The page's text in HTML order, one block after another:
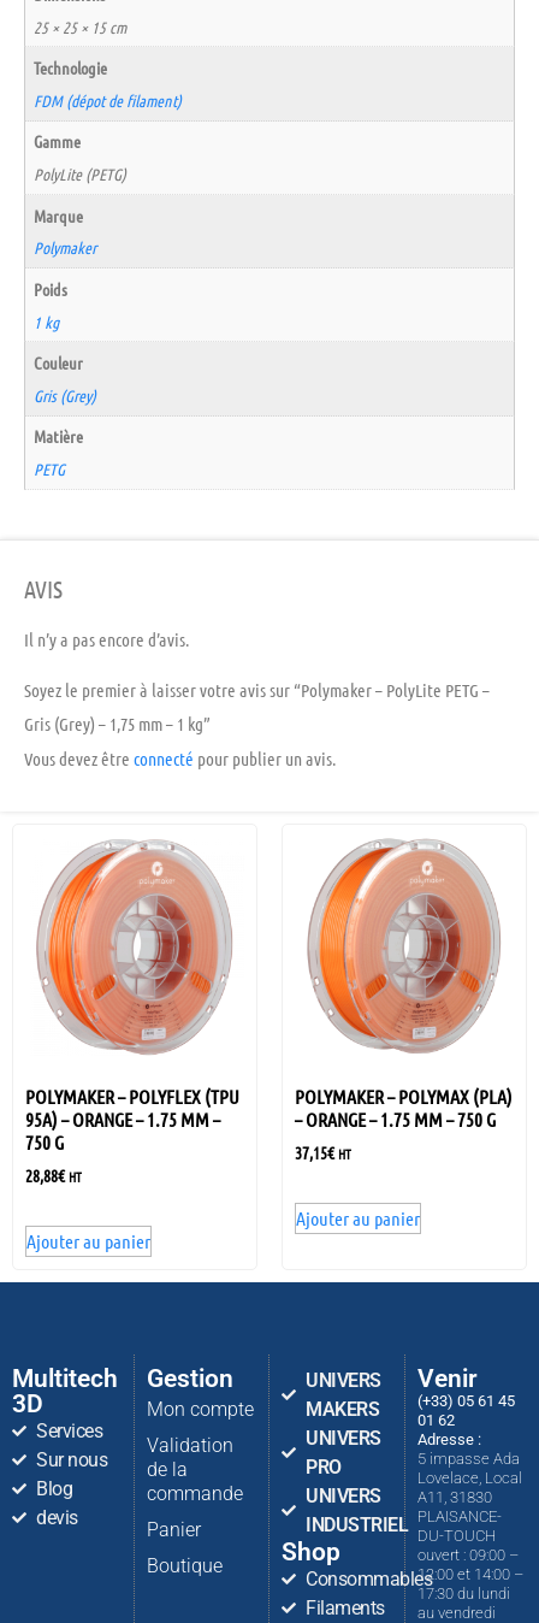
25 × 25 × 15 cm
Technologie
FDM (dépot de filament)
Gamme
PolyLite (PETG)
Marque
Polymaker
Poids
1 kg
Couleur
Gris (Grey)
Matière
PETG
AVIS
Il n’y a pas encore d’avis.
Soyez le premier à laisser votre avis sur “Polymaker – PolyLite PETG –
Gris (Grey) – 1,75 mm – 1 kg”
Vous devez être connecté pour publier un avis.
POLYMAKER – POLYFLEX (TPU
95A) – ORANGE – 1.75 MM –
750 G
28,88€ HT
Ajouter au panier
POLYMAKER – POLYMAX (PLA)
– ORANGE – 1.75 MM – 750 G
37,15€ HT
Ajouter au panier
Multitech
3D
Services
Sur nous
Blog
devis
Gestion
Mon compte
Validation
de la
commande
Panier
Boutique
UNIVERS
MAKERS
UNIVERS
PRO
UNIVERS
INDUSTRIEL
Shop
Consommables
Filaments
Venir
(+33) 05 61 45
01 62
Adresse :
5 impasse Ada
Lovelace, Local
A11, 31830
PLAISANCE-
DU-TOUCH
ouvert : 09:00 –
12:00 et 14:00 –
17:30 du lundi
au vendredi